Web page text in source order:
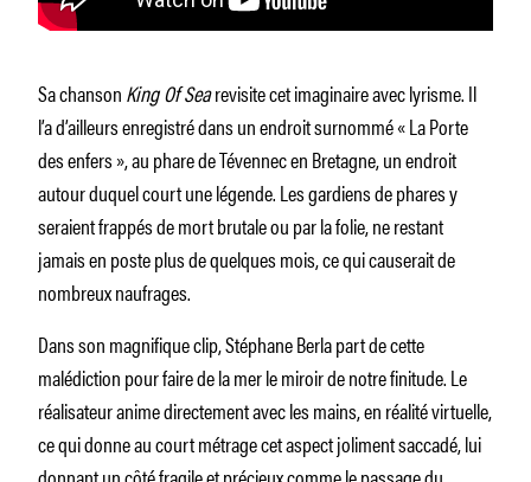
Sa chansonKing Of Searevisite cet imaginaire avec lyrisme. Il
l’a d’ailleurs enregistré dans un endroit surnommé « La Porte
des enfers », au phare de Tévennec en Bretagne, un endroit
autour duquel court une légende. Les gardiens de phares y
seraient frappés de mort brutale ou par la folie, ne restant
jamais en poste plus de quelques mois, ce qui causerait de
nombreux naufrages.
Dans son magnifique clip, Stéphane Berla part de cette
malédiction pour faire de la mer le miroir de notre finitude. Le
réalisateur anime directement avec les mains, en réalité virtuelle,
ce qui donne au court métrage cet aspect joliment saccadé, lui
donnant un côté fragile et précieux comme le passage du